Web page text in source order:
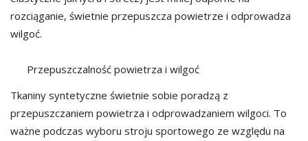
rozciąganie, świetnie przepuszcza powietrze i odprowadza
wilgoć.
Przepuszczalność powietrza i wilgoć
Tkaniny syntetyczne świetnie sobie poradzą z
przepuszczaniem powietrza i odprowadzaniem wilgoci. To
ważne podczas wyboru stroju sportowego ze względu na